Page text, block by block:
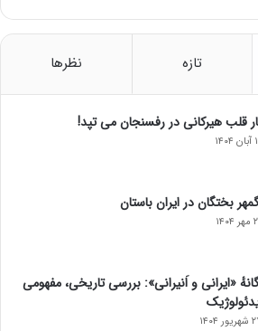
تازه نظرها
قلب هیرکانی در رفسنجان می تپد!
بختگان در ایران باستان
«ایرانی و اَنیرانی»: بررسی تاریخی، مفهومی
۱۴۰۴